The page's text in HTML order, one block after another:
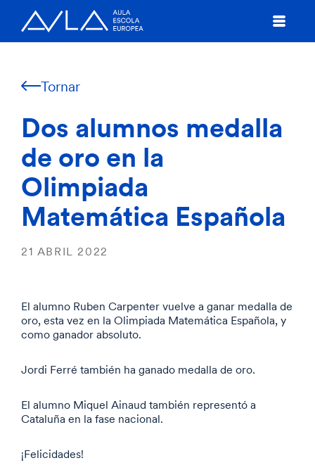
Tornar
Dos alumnos medalla
de oro en la
Olimpiada
Matemática Española
21 ABRIL 2022
El alumno Ruben Carpenter vuelve a ganar medalla de
oro, esta vez en la Olimpiada Matemática Española, y
como ganador absoluto.
Jordi Ferré también ha ganado medalla de oro.
El alumno Miquel Ainaud también representó a
Cataluña en la fase nacional.
¡Felicidades!